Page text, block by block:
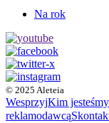
Na rok
© 2025 Aleteia
WesprzyjKim
reklamodawcą